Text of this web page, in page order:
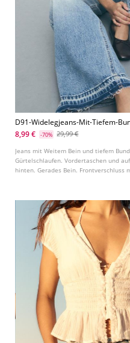
D91-Widelegjeans-Mit-Tiefem-
8,99 €
-70% 29,99 €
Jeans mit Weitem Bein und tiefem
Gürtelschlaufen. Vordertaschen und
hinten. Gerades Bein. Frontverschluss